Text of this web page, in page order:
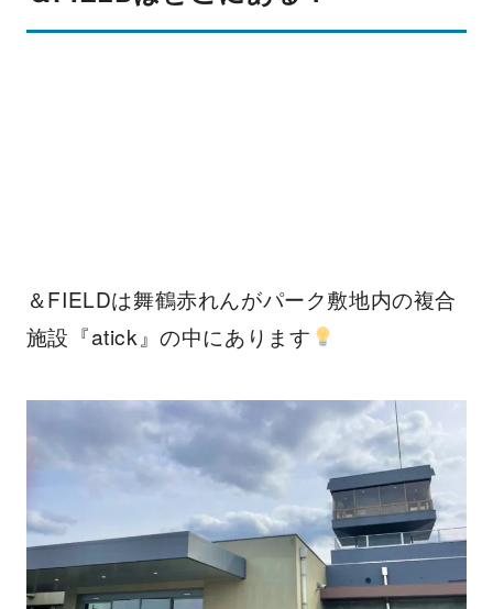
＆FIELDは舞鶴赤れんがパーク敷地内の複合
施設『atick』の中にあります